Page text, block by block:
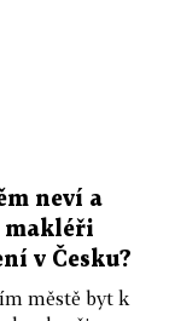
neví a
makléři
v Česku?
městě byt k